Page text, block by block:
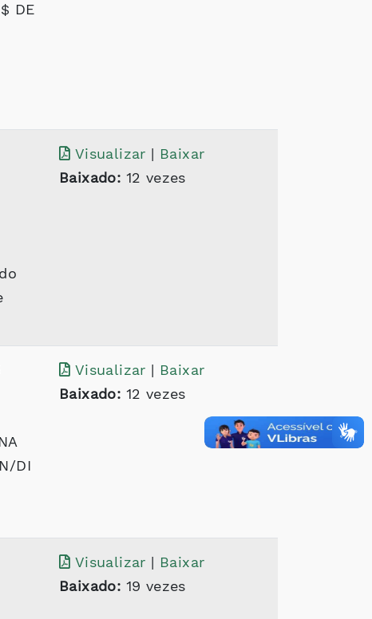
DE
Visualizar | Baixar
Baixado: 12 vezes
DI
Visualizar | Baixar
Baixado: 12 vezes
Visualizar | Baixar
Baixado: 19 vezes